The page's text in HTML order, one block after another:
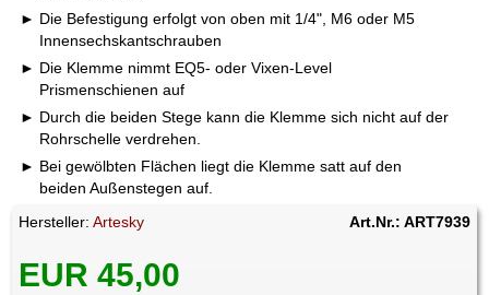
Die Befestigung erfolgt von oben mit 1/4", M6 oder M5
Innensechskantschrauben
Die Klemme nimmt EQ5- oder Vixen-Level
Prismenschienen auf
Durch die beiden Stege kann die Klemme sich nicht auf der
Rohrschelle verdrehen.
Bei gewölbten Flächen liegt die Klemme satt auf den
beiden Außenstegen auf.
Hersteller:Artesky Art.Nr.: ART7939
EUR 45,00